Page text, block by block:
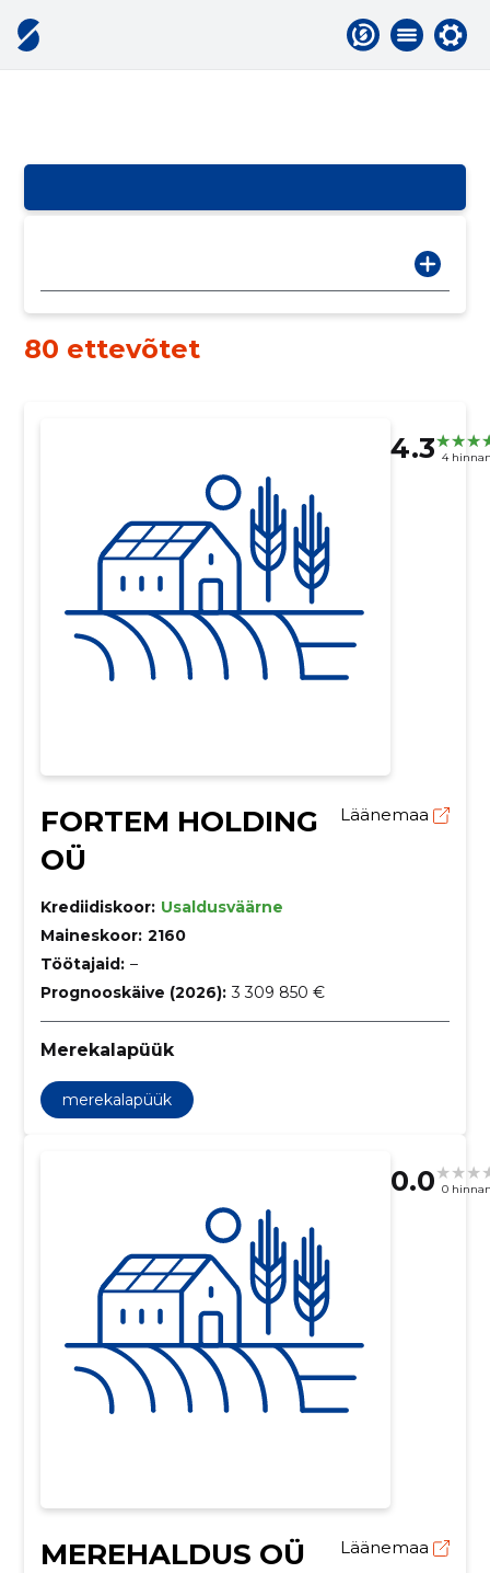
80 ettevõtet
4.3 4
FORTEM HOLDING
OÜ
Läänemaa
Krediidiskoor: Usaldusväärne
Maineskoor: 2160
Töötajaid: –
Prognooskäive (2026): 3 309 850 €
Merekalapüük
merekalapüük
0.0 0
MEREHALDUS OÜ Läänemaa